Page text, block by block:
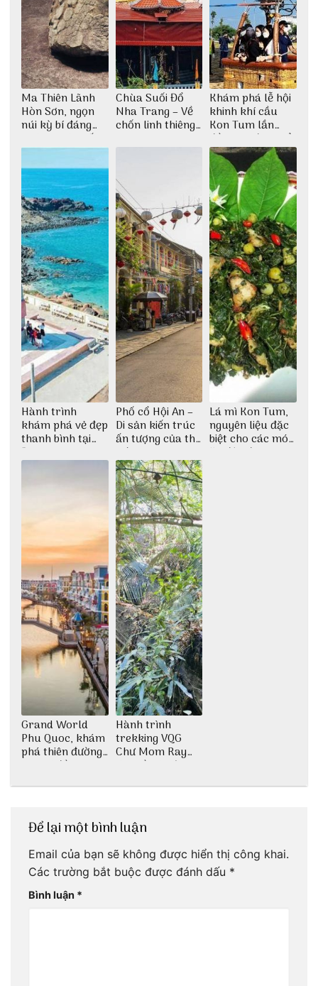
Ma Thiên Lãnh
Hòn Sơn, ngọn
núi kỳ bí đáng
khám phá nhất
Chùa Suối Đổ
Nha Trang – Về
chốn linh thiêng
thiền định
Khám phá lễ hội
khinh khí cầu
Kon Tum lần
đầu tiên được tổ
chức
Hành trình
khám phá vẻ đẹp
thanh bình tại
Đảo Phú Quý
Phố cổ Hội An –
Di sản kiến trúc
ấn tượng của thế
giới
Lá mì Kon Tum,
nguyên liệu đặc
biệt cho các món
ăn độc đáo
Grand World
Phu Quoc, khám
phá thiên đường
giải trí đầy sôi
Hành trình
trekking VQG
Chư Mom Ray
tìm về núi rừng
Để lại một bình luận
Email của bạn sẽ không được hiển thị công khai.
Các trường bắt buộc được đánh dấu *
Bình luận *